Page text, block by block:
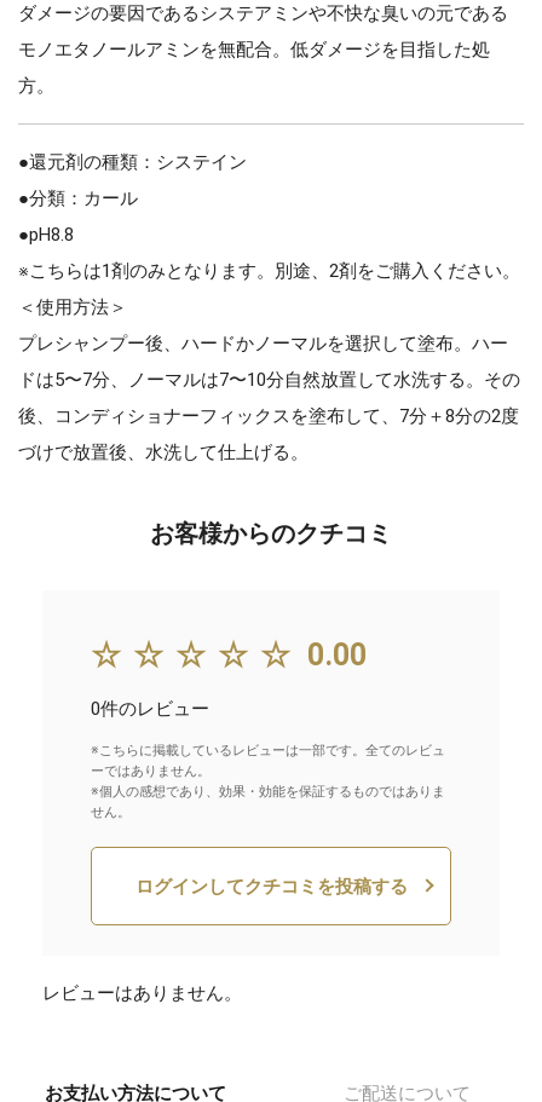
ダメージの要因であるシステアミンや不快な臭いの元である
モノエタノールアミンを無配合。低ダメージを目指した処
方。
●還元剤の種類：システイン
●分類：カール
●pH8.8
※こちらは1剤のみとなります。別途、2剤をご購入ください。
＜使用方法＞
プレシャンプー後、ハードかノーマルを選択して塗布。ハー
ドは5〜7分、ノーマルは7〜10分自然放置して水洗する。その
後、コンディショナーフィックスを塗布して、7分＋8分の2度
づけで放置後、水洗して仕上げる。
お客様からのクチコミ
☆☆☆☆☆ 0.00
0件のレビュー
※こちらに掲載しているレビューは一部です。全てのレビュ
ーではありません。
※個人の感想であり、効果・効能を保証するものではありま
せん。
ログインしてクチコミを投稿する
レビューはありません。
お支払い方法について ご配送について